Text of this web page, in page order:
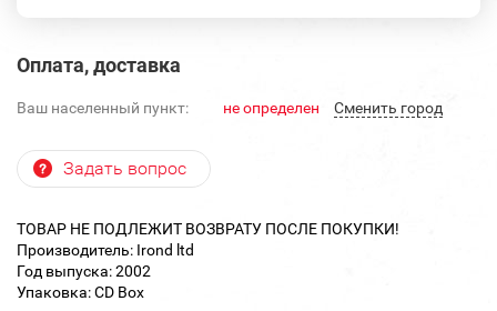
Оплата, доставка
Ваш населенный пункт: не определен Cменить город
Задать вопрос
ТОВАР НЕ ПОДЛЕЖИТ ВОЗВРАТУ ПОСЛЕ ПОКУПКИ!
Производитель: Irond ltd
Год выпуска: 2002
Упаковка: CD Box